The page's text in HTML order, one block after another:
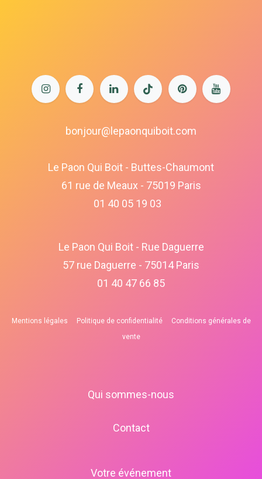
bonjour@lepaonquiboit.com
Le Paon Qui Boit - Buttes-Chaumont
61 rue de Meaux - 75019 Paris
01 40 05 19 03
Le Paon Qui Boit - Rue Daguerre
57 rue Daguerre - 75014 Paris
01 40 47 66 85
Mentions légales Politique de confidentialité
Conditions générales de
vente
Qui sommes-nous
Contact
Votre événement